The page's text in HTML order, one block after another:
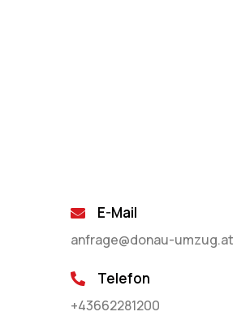
E-Mail
anfrage@donau-umzug.at
Telefon
+43662281200